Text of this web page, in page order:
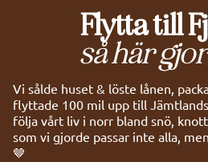
Flytta till
så här
Vi sålde huset & löste lånen,
flyttade 100 mil upp till
följa vårt liv i norr bland snö,
som vi gjorde passar inte alla,
🤎